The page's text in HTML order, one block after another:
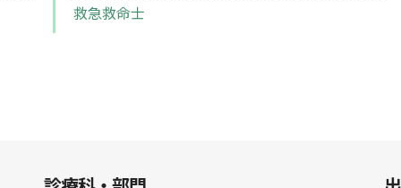
救急救命士